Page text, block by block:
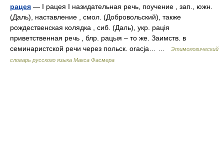
рацея — I рацея I назидательная речь, поучение , зап., южн.
(Даль), наставление , смол. (Добровольский), также
рождественская колядка , сиб. (Даль), укр. рацiя
приветственная речь , блр. рацыя – то же. Заимств. в
семинаристской речи через польск. оrасjа… …
Этимологический
словарь русского языка Макса Фасмера